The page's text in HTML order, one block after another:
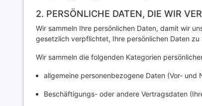
2. PERSÖNLICHE DATEN, DIE WIR
Wir sammeln Ihre persönlichen Daten, damit wir
gesetzlich verpflichtet, Ihre persönlichen Daten
Wir sammeln die folgenden Kategorien
allgemeine personenbezogene Daten (Vor- und
Beschäftigungs- oder andere Vertragsdaten